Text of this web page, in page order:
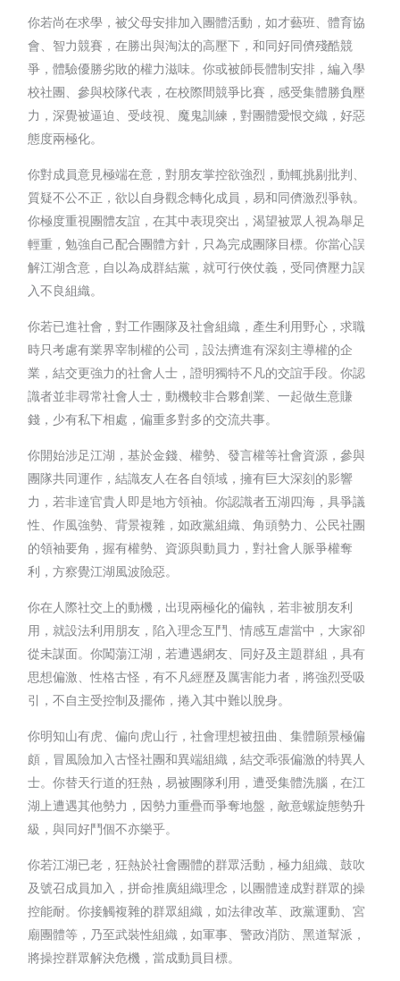
你若尚在求學，被父母安排加入團體活動，如才藝班、體育協
會、智力競賽，在勝出與淘汰的高壓下，和同好同儕殘酷競
爭，體驗優勝劣敗的權力滋味。你或被師長體制安排，編入學
校社團、參與校隊代表，在校際間競爭比賽，感受集體勝負壓
力，深覺被逼迫、受歧視、魔鬼訓練，對團體愛恨交織，好惡
態度兩極化。
你對成員意見極端在意，對朋友掌控欲強烈，動輒挑剔批判、
質疑不公不正，欲以自身觀念轉化成員，易和同儕激烈爭執。
你極度重視團體友誼，在其中表現突出，渴望被眾人視為舉足
輕重，勉強自己配合團體方針，只為完成團隊目標。你當心誤
解江湖含意，自以為成群結黨，就可行俠仗義，受同儕壓力誤
入不良組織。
你若已進社會，對工作團隊及社會組織，產生利用野心，求職
時只考慮有業界宰制權的公司，設法擠進有深刻主導權的企
業，結交更強力的社會人士，證明獨特不凡的交誼手段。你認
識者並非尋常社會人士，動機較非合夥創業、一起做生意賺
錢，少有私下相處，偏重多對多的交流共事。
你開始涉足江湖，基於金錢、權勢、發言權等社會資源，參與
團隊共同運作，結識友人在各自領域，擁有巨大深刻的影響
力，若非達官貴人即是地方領袖。你認識者五湖四海，具爭議
性、作風強勢、背景複雜，如政黨組織、角頭勢力、公民社團
的領袖要角，握有權勢、資源與動員力，對社會人脈爭權奪
利，方察覺江湖風波險惡。
你在人際社交上的動機，出現兩極化的偏執，若非被朋友利
用，就設法利用朋友，陷入理念互鬥、情感互虐當中，大家卻
從未謀面。你闖蕩江湖，若遭遇網友、同好及主題群組，具有
思想偏激、性格古怪，有不凡經歷及厲害能力者，將強烈受吸
引，不自主受控制及擺佈，捲入其中難以脫身。
你明知山有虎、偏向虎山行，社會理想被扭曲、集體願景極偏
頗，冒風險加入古怪社團和異端組織，結交乖張偏激的特異人
士。你替天行道的狂熱，易被團隊利用，遭受集體洗腦，在江
湖上遭遇其他勢力，因勢力重疊而爭奪地盤，敵意螺旋態勢升
級，與同好鬥個不亦樂乎。
你若江湖已老，狂熱於社會團體的群眾活動，極力組織、鼓吹
及號召成員加入，拼命推廣組織理念，以團體達成對群眾的操
控能耐。你接觸複雜的群眾組織，如法律改革、政黨運動、宮
廟團體等，乃至武裝性組織，如軍事、警政消防、黑道幫派，
將操控群眾解決危機，當成動員目標。